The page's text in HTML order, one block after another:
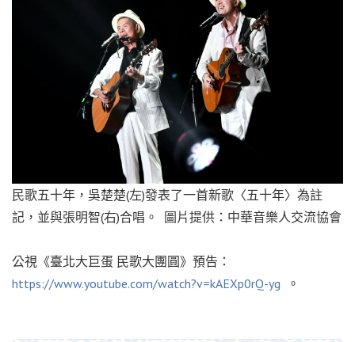
民歌五十年，吳楚楚(左)發表了一首新歌〈五十年〉為註
記，並與張明智(右)合唱。 圖片提供：中華音樂人交流協會
公視《臺北大巨蛋 民歌大團圓》預告：
https://www.youtube.com/watch?v=kAEXp0rQ-yg 。